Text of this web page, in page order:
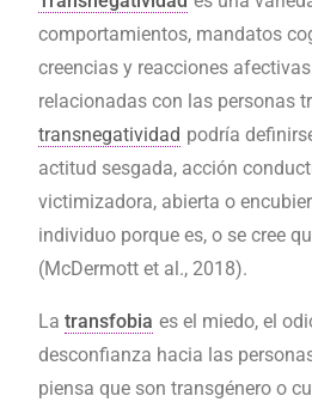
comportamientos, mandatos
creencias y reacciones
relacionadas con las personas
transnegatividad podría
actitud sesgada, acción
victimizadora, abierta o
individuo porque es, o se cree
(McDermott et al., 2018).
La transfobia es el miedo, el
desconfianza hacia las
piensa que son transgénero o